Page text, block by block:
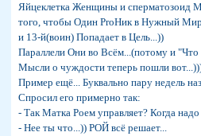
Яйцеклетка Женщины и сперматозоид
того, чтобы Один ProНик в Нужный
и 13-й(воин) Попадает в Цель...))
Параллели Они во Всём...(потому и "Что
Мысли о чуждости теперь пошли
Пример ещё... Буквально пару недель
Спросил его примерно так:
- Так Матка Роем управляет? Когда
- Нее ты что...)) РОЙ всё решает...